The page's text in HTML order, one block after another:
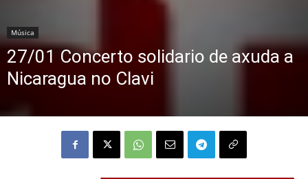
Música
27/01 Concerto solidario de axuda a
Nicaragua no Clavi